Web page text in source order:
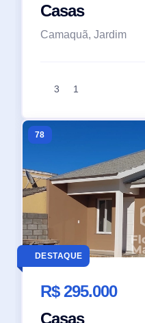
Casas
Camaquã, Jardim
3 1
78
DESTAQUE
R$ 295.000
Casas